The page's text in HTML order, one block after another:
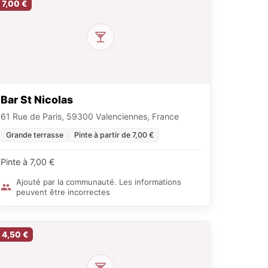
7,00 €
Bar St Nicolas
61 Rue de Paris, 59300 Valenciennes, France
Grande terrasse Pinte à partir de 7,00 €
Pinte à 7,00 €
Ajouté par la communauté. Les informations
peuvent être incorrectes
4,50 €